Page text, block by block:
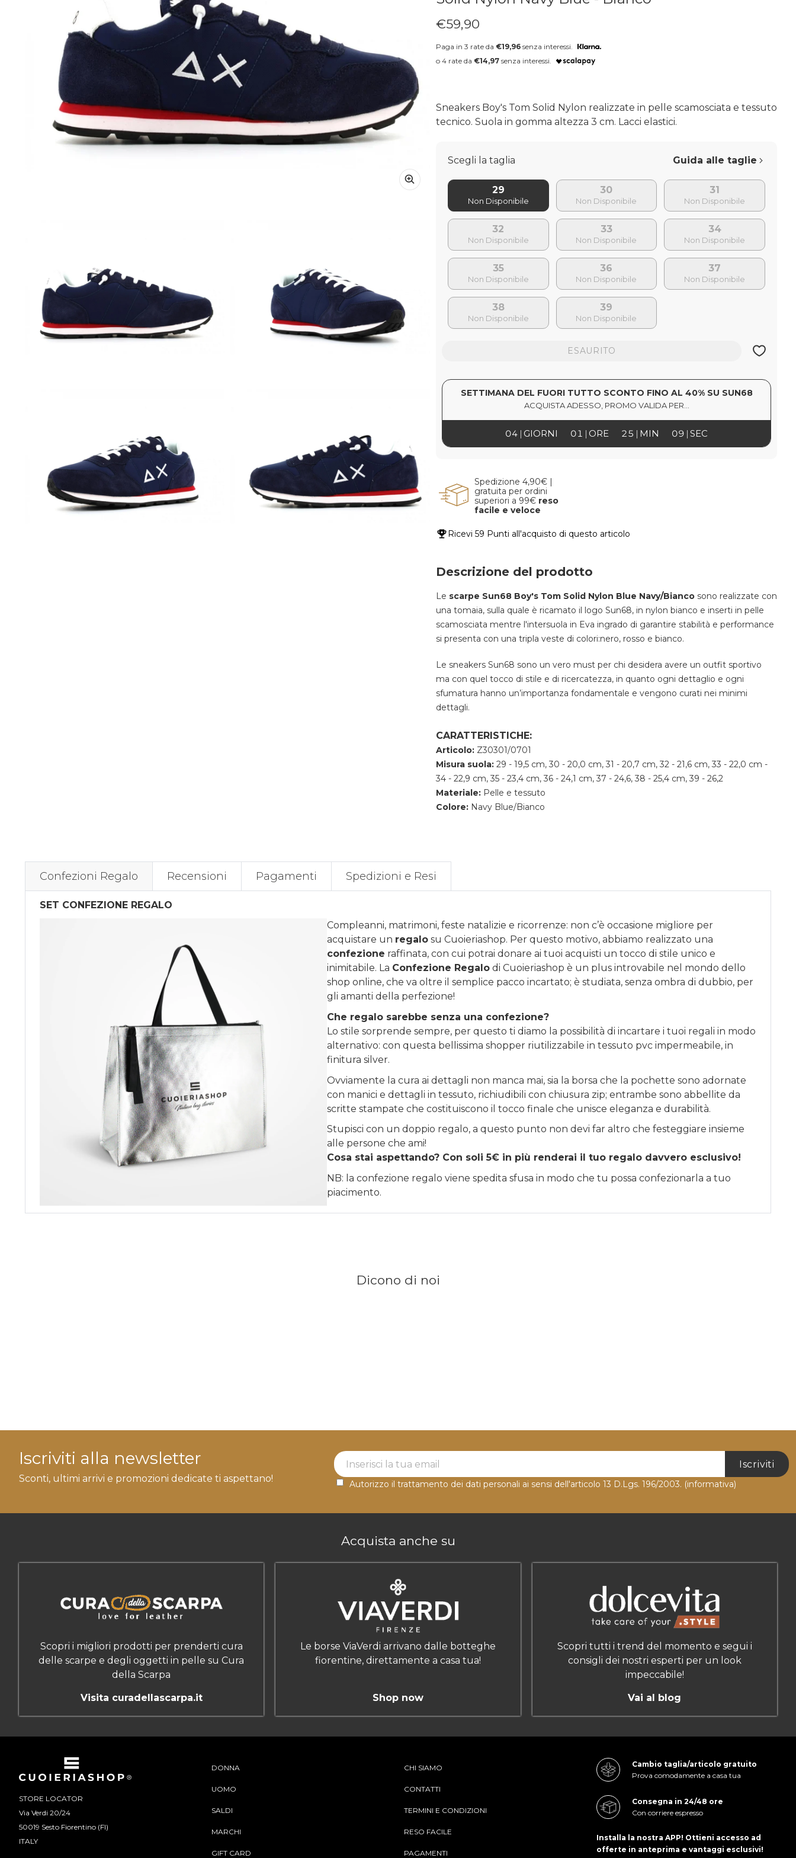
Prezzo regolare
€59,90
Paga in 3 rate da €19,96 senza interessi.
o 4 rate da €14,97 senza interessi.
Sneakers Boy's Tom Solid Nylon realizzate in pelle scamosciata e tessuto
tecnico. Suola in gomma altezza 3 cm. Lacci elastici.
Scegli la taglia Guida alle taglie
29 30 31
32 33 34
35 36 37
38 39
ESAURITO
SETTIMANA DEL FUORI TUTTO SCONTO FINO AL 40% SU SUN68
ACQUISTA ADESSO, PROMO VALIDA PER...
04 01 25 08
GIORNI ORE MIN SEC
Spedizione 4,90€ |
gratuita per ordini
superiori a 99€ reso
facile e veloce
Ricevi 59 Punti all'acquisto di questo articolo
Descrizione del prodotto
Le scarpe Sun68 Boy's Tom Solid Nylon Blue Navy/Bianco sono realizzate con
una tomaia, sulla quale è ricamato il logo Sun68, in nylon bianco e inserti in pelle
scamosciata mentre l'intersuola in Eva ingrado di garantire stabilità e performance
si presenta con una tripla veste di colori:nero, rosso e bianco.
Le sneakers Sun68 sono un vero must per chi desidera avere un outfit sportivo
ma con quel tocco di stile e di ricercatezza, in quanto ogni dettaglio e ogni
sfumatura hanno un’importanza fondamentale e vengono curati nei minimi
dettagli.
CARATTERISTICHE:
Articolo: Z30301/0701
Misura suola: 29 - 19,5 cm, 30 - 20,0 cm, 31 - 20,7 cm, 32 - 21,6 cm, 33 - 22,0 cm -
34 - 22,9 cm, 35 - 23,4 cm, 36 - 24,1 cm, 37 - 24,6, 38 - 25,4 cm, 39 - 26,2
Materiale: Pelle e tessuto
Colore: Navy Blue/Bianco
Confezioni Regalo Recensioni Pagamenti Spedizioni e Resi
SET CONFEZIONE REGALO
Compleanni, matrimoni, feste natalizie e ricorrenze: non c’è occasione migliore per
acquistare un regalo su Cuoieriashop. Per questo motivo, abbiamo realizzato una
confezione raffinata, con cui potrai donare ai tuoi acquisti un tocco di stile unico e
inimitabile. La Confezione Regalo di Cuoieriashop è un plus introvabile nel mondo dello
shop online, che va oltre il semplice pacco incartato; è studiata, senza ombra di dubbio, per
gli amanti della perfezione!
Che regalo sarebbe senza una confezione?
Lo stile sorprende sempre, per questo ti diamo la possibilità di incartare i tuoi regali in modo
alternativo: con questa bellissima shopper riutilizzabile in tessuto pvc impermeabile, in
finitura silver.
Ovviamente la cura ai dettagli non manca mai, sia la borsa che la pochette sono adornate
con manici e dettagli in tessuto, richiudibili con chiusura zip; entrambe sono abbellite da
scritte stampate che costituiscono il tocco finale che unisce eleganza e durabilità.
Stupisci con un doppio regalo, a questo punto non devi far altro che festeggiare insieme
alle persone che ami!
Cosa stai aspettando? Con soli 5€ in più renderai il tuo regalo davvero esclusivo!
NB: la confezione regalo viene spedita sfusa in modo che tu possa confezionarla a tuo
piacimento.
Dicono di noi
Iscriviti alla newsletter
Sconti, ultimi arrivi e promozioni dedicate ti aspettano!
Newsletter Label
Iscriviti
Autorizzo il trattamento dei dati personali ai sensi dell'articolo 13 D.Lgs. 196/2003. (informativa)
Acquista anche su
Scopri i migliori prodotti per prenderti cura
delle scarpe e degli oggetti in pelle su Cura
della Scarpa
Visita curadellascarpa.it
Le borse ViaVerdi arrivano dalle botteghe
fiorentine, direttamente a casa tua!
Shop now
Scopri tutti i trend del momento e segui i
consigli dei nostri esperti per un look
impeccabile!
Vai al blog
STORE LOCATOR
Via Verdi 20/24
50019 Sesto Fiorentino (FI)
ITALY
DONNA
UOMO
SALDI
MARCHI
GIFT CARD
CHI SIAMO
CONTATTI
TERMINI E CONDIZIONI
RESO FACILE
PAGAMENTI
Cambio taglia/articolo gratuito
Prova comodamente a casa tua
Consegna in 24/48 ore
Con corriere espresso
Installa la nostra APP! Ottieni accesso ad
offerte in anteprima e vantaggi esclusivi!